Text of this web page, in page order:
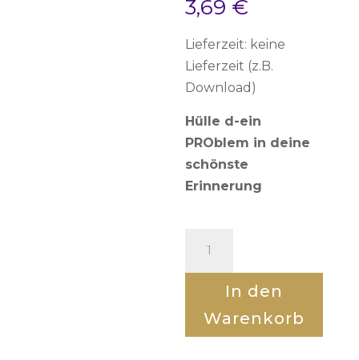
3,69 €
Lieferzeit: keine
Lieferzeit (z.B.
Download)
Hülle d-ein
PROblem in deine
schönste
Erinnerung
In den
Warenkorb